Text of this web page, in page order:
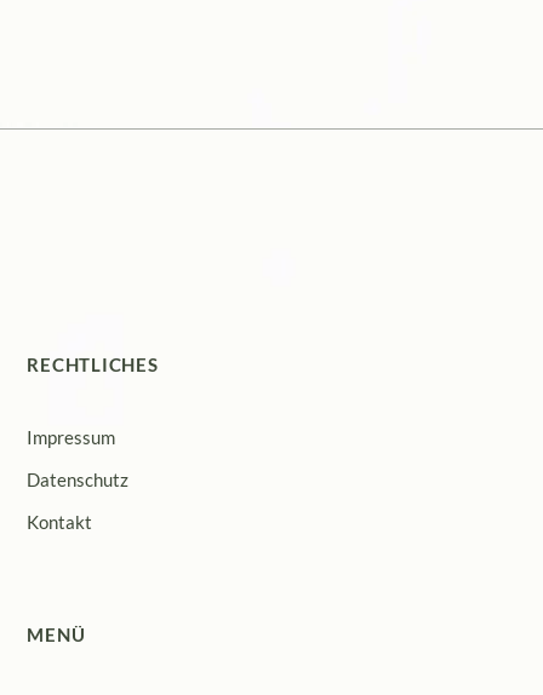
RECHTLICHES
Impressum
Datenschutz
Kontakt
MENÜ